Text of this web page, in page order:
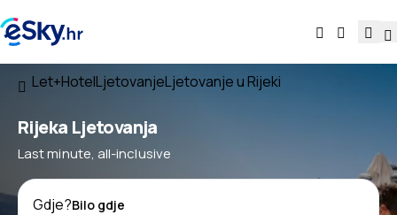
Let+HotelLjetovanjeLjetovanje u Rijeki
Rijeka Ljetovanja
Last minute, all-inclusive
Gdje?